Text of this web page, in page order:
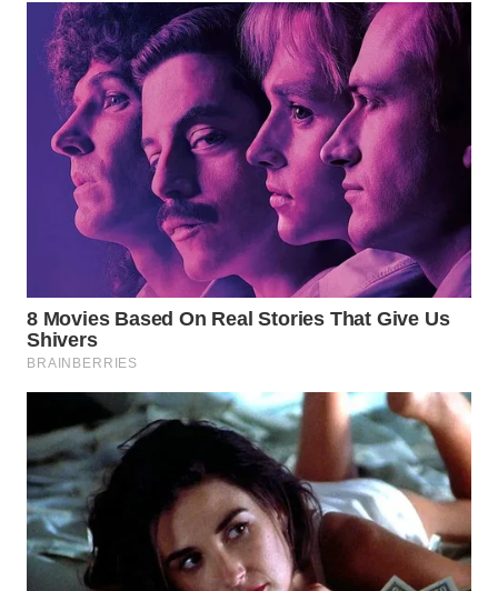
KARAWANG
WN
BEKASI
WN
BOGOR
WN
WN
TAPANULI
UTARA
WN
SAMOSIR
WN
PADANG
LAWAS